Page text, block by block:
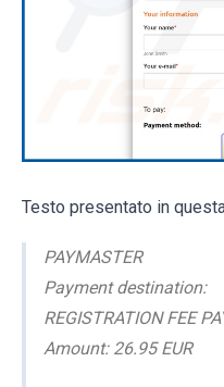
Testo presentato in
PAYMASTER
Payment destination:
REGISTRATION FEE
Amount: 26.95 EUR